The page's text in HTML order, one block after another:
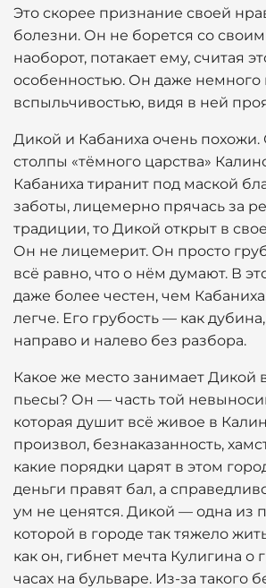
Это скорее признание своей
болезни. Он не борется со своим
наоборот, потакает ему, считая
особенностью. Он даже немного
вспыльчивостью, видя в ней
Дикой и Кабаниха очень
столпы «тёмного царства»
Кабаниха тиранит под маской
заботы, лицемерно прячась за
традиции, то Дикой открыт в
Он не лицемерит. Он просто
всё равно, что о нём думают. В
даже более честен, чем
легче. Его грубость — как
направо и налево без разбора.
Какое же место занимает Дикой
пьесы? Он — часть той
которая душит всё живое в
произвол, безнаказанность,
какие порядки царят в этом
деньги правят бал, а
ум не ценятся. Дикой — одна из
которой в городе так тяжело
как он, гибнет мечта Кулигина о
часах на бульваре. Из-за такого